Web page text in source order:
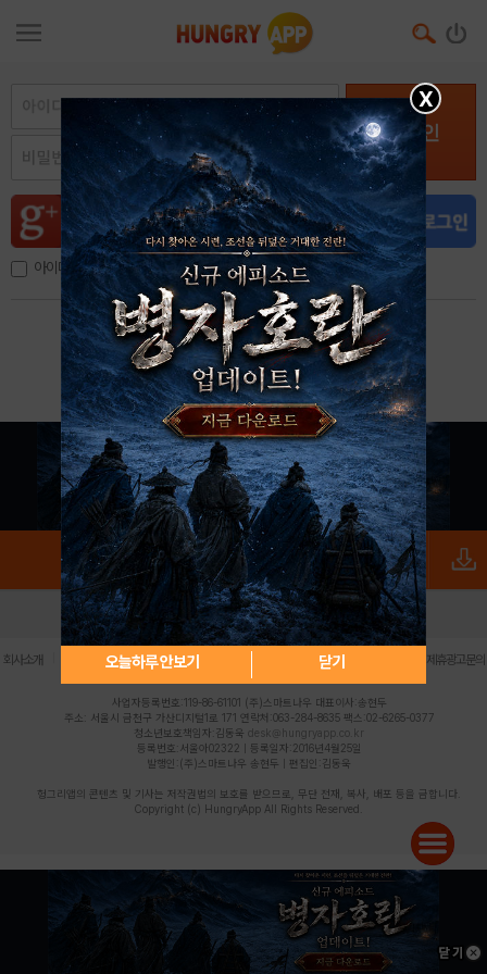
로그인
아이디, 이메일 저장
아이디 / 비밀번호 찾기 회원가입
X
오늘하루 안보기 닫기
로그인 PC버전 전체앱
회사소개 | 개인정보 처리방침 불법촬영물 신고센터 제휴광고문의
사업자등록번호:119-86-61101 (주)스마트나우 대표이사:송현두
주소: 서울시 금천구 가산디지털1로 171 연락처:063-284-8635 팩스:02-6265-0377
청소년보호책임자:김동욱 desk@hungryapp.co.kr
등록번호:서울아02322 | 등록일자:2016년4월25일
발행인:(주)스마트나우 송현두 | 편집인:김동욱
헝그리앱의 콘텐츠 및 기사는 저작권법의 보호를 받으므로, 무단 전재, 복사, 배포 등을 금합니다.
Copyright (c) HungryApp All Rights Reserved.